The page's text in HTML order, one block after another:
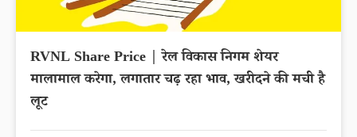
RVNL Share Price | रेल विकास निगम शेयर
मालामाल करेगा, लगातार चढ़ रहा भाव, खरीदने की मची है
लूट